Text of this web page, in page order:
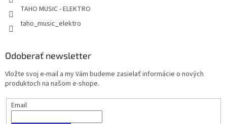
TAHO MUSIC - ELEKTRO
taho_music_elektro
Odoberať newsletter
Vložte svoj e-mail a my Vám budeme zasielať informácie o nových
produktoch na našom e-shope.
Email